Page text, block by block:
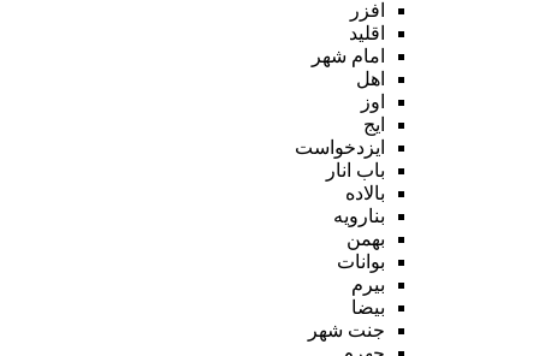
افزر
اقلید
امام شهر
اهل
اوز
ایج
ایزدخواست
باب انار
بالاده
بنارویه
بهمن
بوانات
بیرم
بیضا
جنت شهر